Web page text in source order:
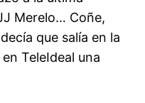
Merelo… Coñe,
que salía en la
TeleIdeal una